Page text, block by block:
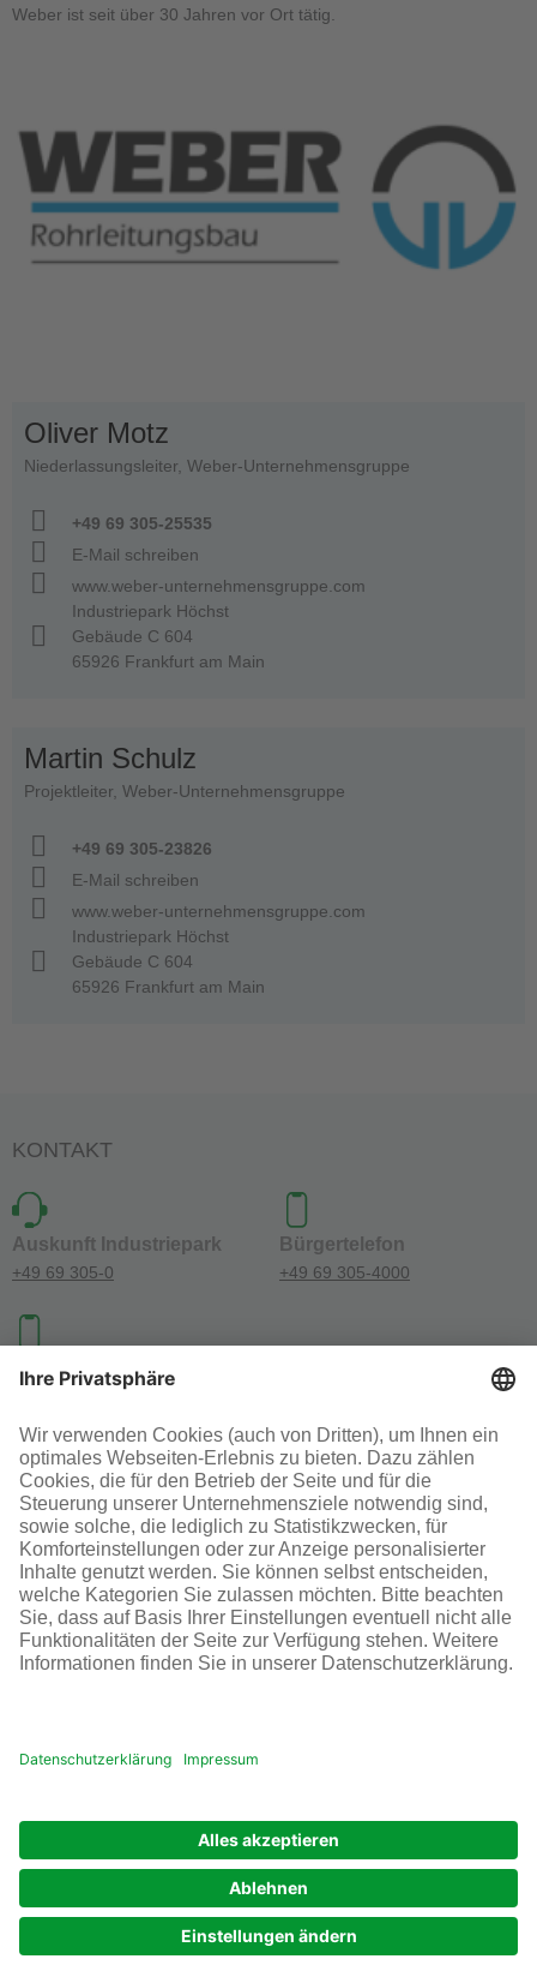
Weber ist seit über 30 Jahren vor Ort tätig.
Oliver Motz
Niederlassungsleiter, Weber-Unternehmensgruppe
+49 69 305-25535
E-Mail schreiben
www.weber-unternehmensgruppe.com
Industriepark Höchst
Gebäude C 604
65926 Frankfurt am Main
Martin Schulz
Projektleiter, Weber-Unternehmensgruppe
+49 69 305-23826
E-Mail schreiben
www.weber-unternehmensgruppe.com
Industriepark Höchst
Gebäude C 604
65926 Frankfurt am Main
KONTAKT
Auskunft Industriepark
+49 69 305-0
Bürgertelefon
+49 69 305-4000
Investoren-Kontakt
+49 69 305-46300
SOCIAL MEDIA
AGB Impressum Datenschutz Cookie-Einstellungen